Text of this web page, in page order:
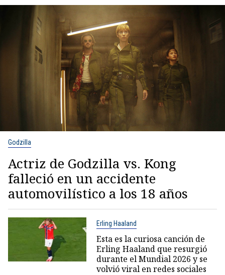
Godzilla
Actriz de Godzilla vs. Kong
falleció en un accidente
automovilístico a los 18 años
Erling Haaland
Esta es la curiosa canción de
Erling Haaland que resurgió
durante el Mundial 2026 y se
volvió viral en redes sociales